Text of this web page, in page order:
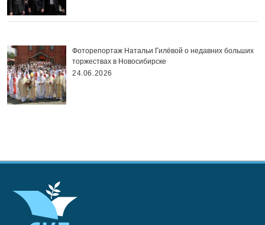
Фоторепортаж Натальи Гилёвой о недавних больших
торжествах в Новосибирске
24.06.2026